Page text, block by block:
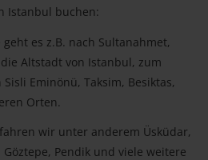
Istanbul buchen:
es z.B. nach Sultanahmet,
Altstadt von Istanbul, zum
Eminönü, Taksim, Besiktas,
Orten.
wir unter anderem Üsküdar,
Göztepe, Pendik und viele weitere